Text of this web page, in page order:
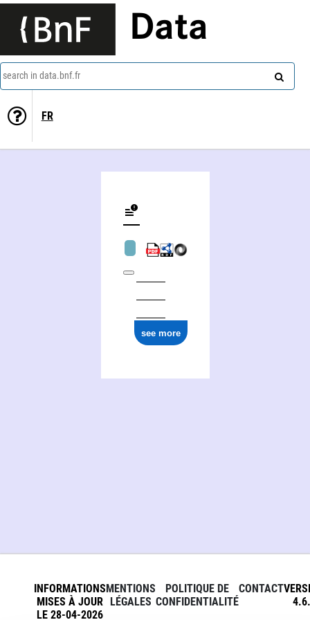
Data
search in data.bnf.fr
FR
see more
INFORMATIONS
MISES À JOUR
LE 28-04-2026
MENTIONS
LÉGALES
POLITIQUE DE
CONFIDENTIALITÉ
CONTACT